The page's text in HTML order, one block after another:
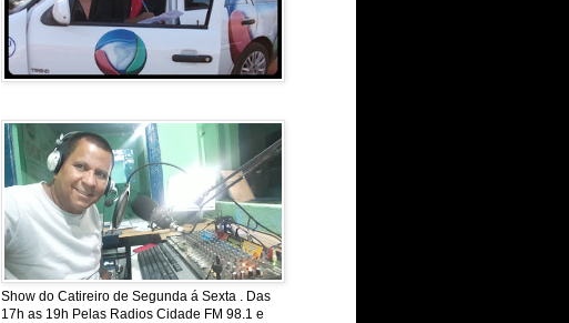
Show do Catireiro de Segunda á Sexta . Das
17h as 19h Pelas Radios Cidade FM 98.1 e